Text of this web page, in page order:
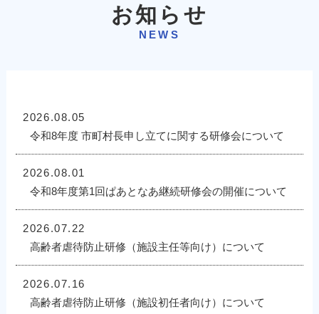
お知らせ
NEWS
2026.08.05
令和8年度 市町村長申し立てに関する研修会について
2026.08.01
令和8年度第1回ぱあとなあ継続研修会の開催について
2026.07.22
高齢者虐待防止研修（施設主任等向け）について
2026.07.16
高齢者虐待防止研修（施設初任者向け）について